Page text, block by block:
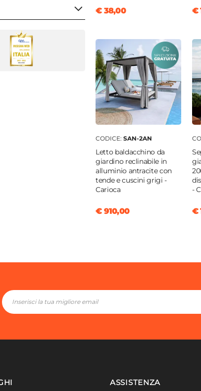
€ 38,00 €
CODICE: SAN-2AN
Letto baldacchino da
giardino reclinabile in
alluminio antracite con
tende e cuscini grigi -
Carioca
€ 910,00
-
€
ASSISTENZA